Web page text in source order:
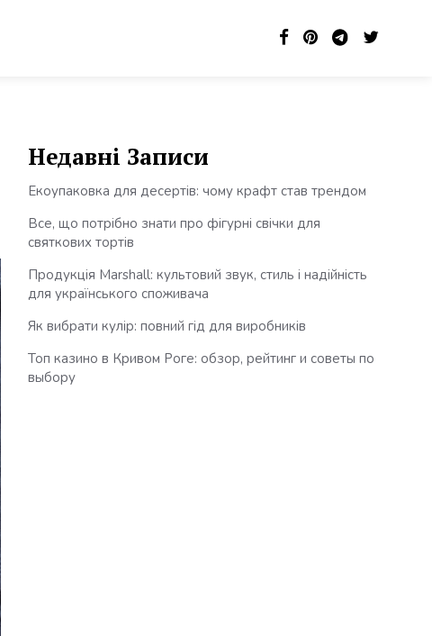
Недавні Записи
Екоупаковка для десертів: чому крафт став трендом
Все, що потрібно знати про фігурні свічки для
святкових тортів
Продукція Marshall: культовий звук, стиль і надійність
для українського споживача
Як вибрати кулір: повний гід для виробників
Топ казино в Кривом Роге: обзор, рейтинг и советы по
выбору